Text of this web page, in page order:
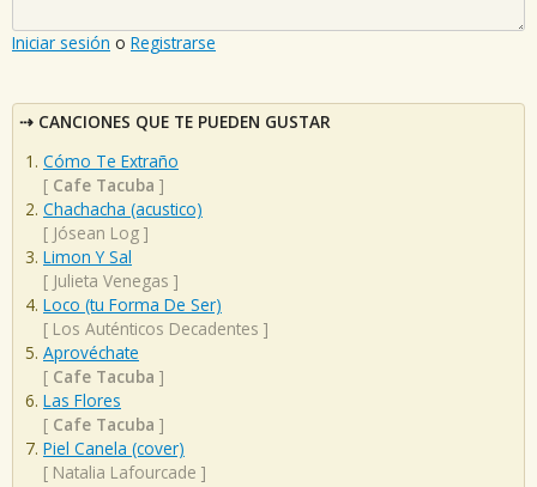
Iniciar sesión o Registrarse
CANCIONES QUE TE PUEDEN GUSTAR
Cómo Te Extraño
[ Cafe Tacuba ]
Chachacha (acustico)
[ Jósean Log ]
Limon Y Sal
[ Julieta Venegas ]
Loco (tu Forma De Ser)
[ Los Auténticos Decadentes ]
Aprovéchate
[ Cafe Tacuba ]
Las Flores
[ Cafe Tacuba ]
Piel Canela (cover)
[ Natalia Lafourcade ]